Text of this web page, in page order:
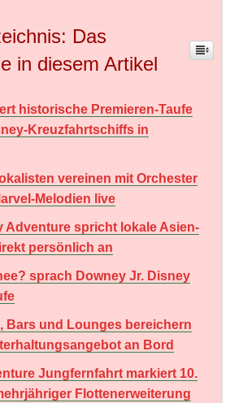
Das
in diesem Artikel
historische Premieren-Taufe
Kreuzfahrtschiffs in
vereinen mit Orchester
Melodien live
Adventure spricht lokale Asien-
persönlich an
sprach Downey Jr. Disney
Bars und Lounges bereichern
an Bord
Jungfernfahrt markiert 10.
Flottenerweiterung